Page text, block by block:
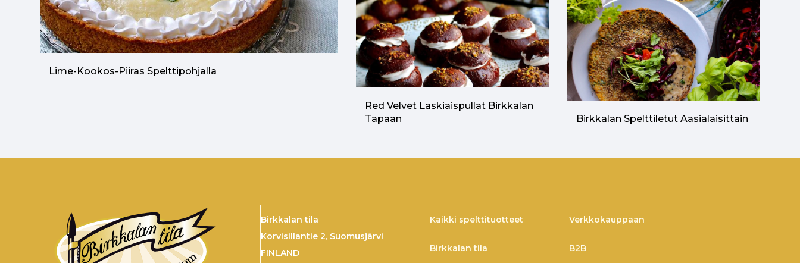
Lime-Kookos-Piiras Spelttipohjalla
Red Velvet Laskiaispullat Birkkalan
Tapaan
Birkkalan Spelttiletut Aasialaisittain
Birkkalan tila
Korvisillantie 2, Suomusjärvi
FINLAND
Kaikki spelttituotteet
Birkkalan tila
Verkkokauppaan
B2B